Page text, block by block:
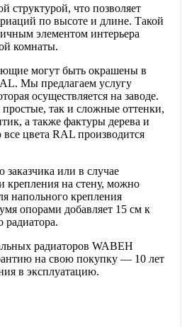
структурой, что позволяет
по высоте и длине. Такой
элементом интерьера
комнаты.
могут быть окрашены в
Мы предлагаем услугу
осуществляется на заводе.
так и сложные оттенки,
а также фактуры дерева и
цвета RAL производится
или в случае
крепления на стену, можно
напольного крепления
опорами добавляет 15 см к
радиатора.
радиаторов WABEH
на свою покупку — 10 лет
в эксплуатацию.